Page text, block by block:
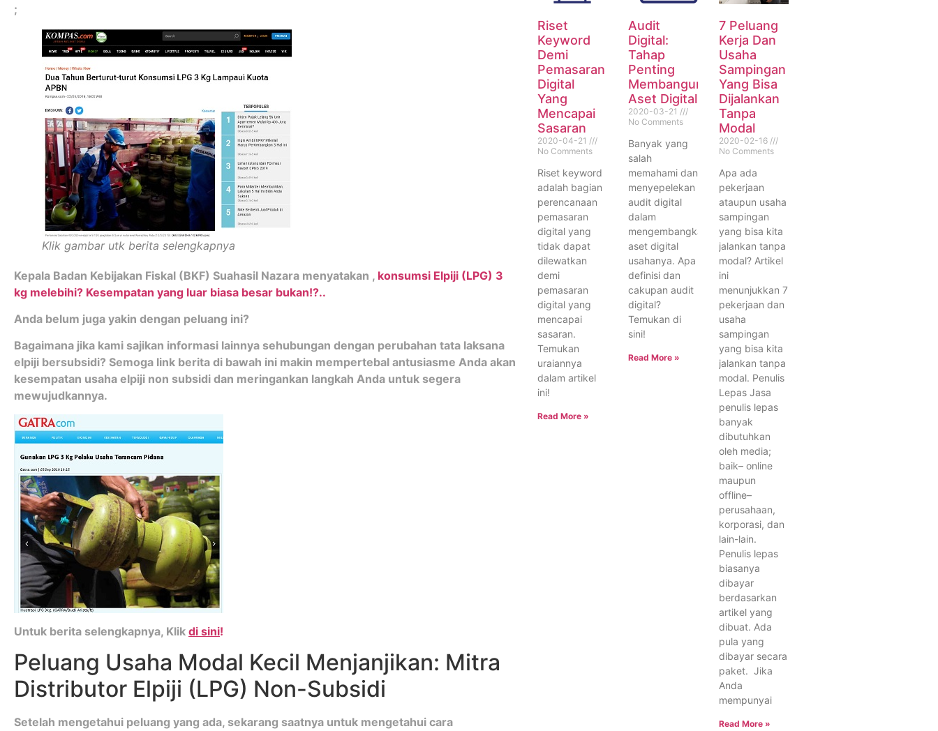
;
Klik gambar utk berita selengkapnya
Kepala Badan Kebijakan Fiskal (BKF) Suahasil Nazara menyatakan , konsumsi Elpiji (LPG) 3
kg melebihi? Kesempatan yang luar biasa besar bukan!?..
Anda belum juga yakin dengan peluang ini?
Bagaimana jika kami sajikan informasi lainnya sehubungan dengan perubahan tata laksana
elpiji bersubsidi? Semoga link berita di bawah ini makin mempertebal antusiasme Anda akan
kesempatan usaha elpiji non subsidi dan meringankan langkah Anda untuk segera
mewujudkannya.
Untuk berita selengkapnya, Klik di sini!
Peluang Usaha Modal Kecil Menjanjikan: Mitra
Distributor Elpiji (LPG) Non-Subsidi
Setelah mengetahui peluang yang ada, sekarang saatnya untuk mengetahui cara
Riset
Keyword
Demi
Pemasaran
Digital
Yang
Mencapai
Sasaran
2020-04-21
No Comments
Riset keyword
adalah bagian
perencanaan
pemasaran
digital yang
tidak dapat
dilewatkan
demi
pemasaran
digital yang
mencapai
sasaran.
Temukan
uraiannya
dalam artikel
ini!
Read More »
Audit
Digital:
Tahap
Penting
Membangun
Aset Digital
2020-03-21
No Comments
Banyak yang
salah
memahami dan
menyepelekan
audit digital
dalam
mengembangkan
aset digital
usahanya. Apa
definisi dan
cakupan audit
digital?
Temukan di
sini!
Read More »
7 Peluang
Kerja Dan
Usaha
Sampingan
Yang Bisa
Dijalankan
Tanpa
Modal
2020-02-16
No Comments
Apa ada
pekerjaan
ataupun usaha
sampingan
yang bisa kita
jalankan tanpa
modal? Artikel
ini
menunjukkan 7
pekerjaan dan
usaha
sampingan
yang bisa kita
jalankan tanpa
modal. Penulis
Lepas Jasa
penulis lepas
banyak
dibutuhkan
oleh media;
baik– online
maupun
offline–
perusahaan,
korporasi, dan
lain-lain.
Penulis lepas
biasanya
dibayar
berdasarkan
artikel yang
dibuat. Ada
pula yang
dibayar secara
paket. Jika
Anda
mempunyai
Read More »